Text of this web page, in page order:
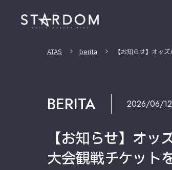
ATAS berita 【お知らせ】オッ
BERITA 2026/06/12
【お知らせ】オ
大会観戦チケット